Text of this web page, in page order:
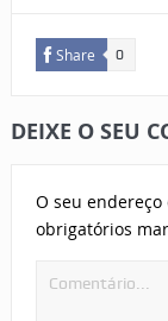
Share 0
DEIXE O SEU
O seu
obrigatórios